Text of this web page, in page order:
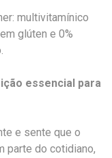
multivitamínico
glúten e 0%
essencial para
e sente que o
parte do cotidiano,